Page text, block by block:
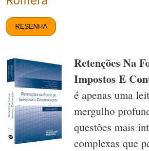
RESENHA
Retenções Na
Impostos E
é apenas uma
mergulho
questões mais
complexas que